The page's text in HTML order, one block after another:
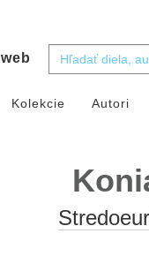
web
Kolekcie Autori